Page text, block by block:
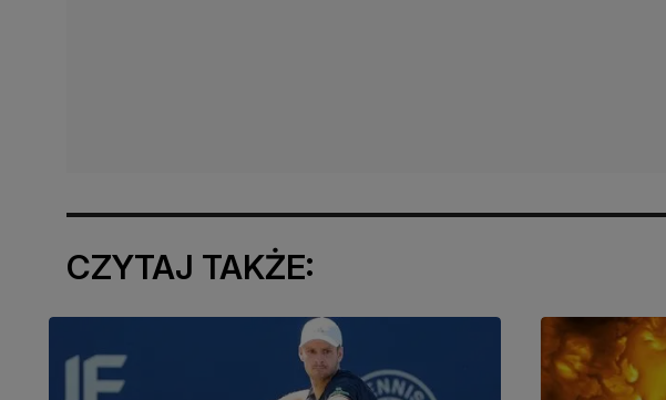
CZYTAJ TAKŻE: